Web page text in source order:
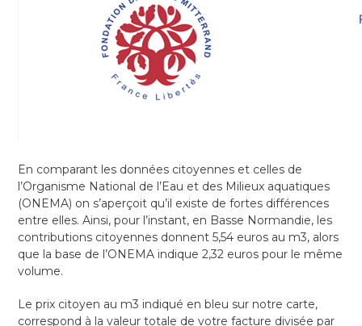
En comparant les données citoyennes et celles de
l’Organisme National de l’Eau et des Milieux aquatiques
(ONEMA) on s’aperçoit qu’il existe de fortes différences
entre elles. Ainsi, pour l’instant, en Basse Normandie, les
contributions citoyennes donnent 5,54 euros au m3, alors
que la base de l’ONEMA indique 2,32 euros pour le même
volume.
Le prix citoyen au m3 indiqué en bleu sur notre carte,
correspond à la valeur totale de votre facture divisée par